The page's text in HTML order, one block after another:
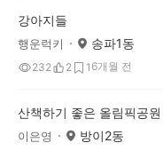
강아지들
행운럭키 송파1동
232 2 1 6개월 전
산책하기 좋은 올림픽공원
이은영 방이2동